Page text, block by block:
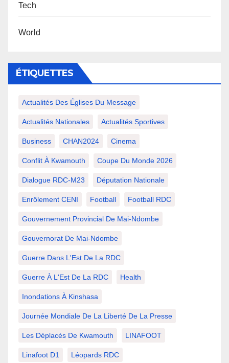
Tech
World
ÉTIQUETTES
Actualités Des Églises Du Message
Actualités Nationales Actualités Sportives
Business CHAN2024 Cinema
Conflit À Kwamouth Coupe Du Monde 2026
Dialogue RDC-M23 Députation Nationale
Enrôlement CENI Football Football RDC
Gouvernement Provincial De Mai-Ndombe
Gouvernorat De Mai-Ndombe
Guerre Dans L'Est De La RDC
Guerre À L'Est De La RDC Health
Inondations À Kinshasa
Journée Mondiale De La Liberté De La Presse
Les Déplacés De Kwamouth LINAFOOT
Linafoot D1 Léopards RDC